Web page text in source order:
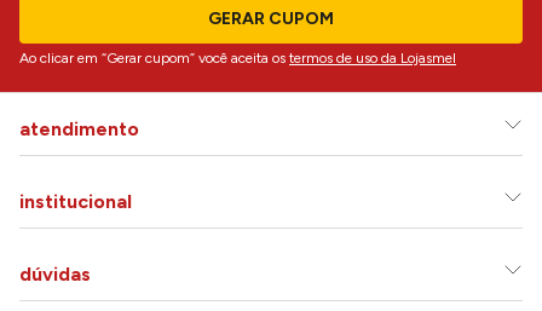
GERAR CUPOM
Ao clicar em “Gerar cupom” você aceita os termos de uso da Lojasmel
atendimento
institucional
dúvidas